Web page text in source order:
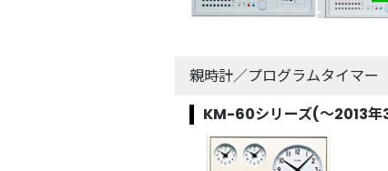
親時計／プログラムタイマ
KM-60シリーズ(～2013年